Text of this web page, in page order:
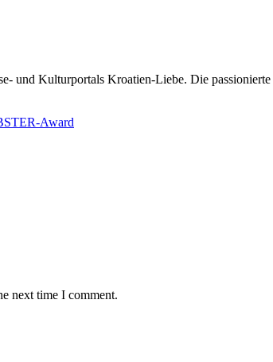
und Kulturportals Kroatien-Liebe. Die
Award
next time I comment.